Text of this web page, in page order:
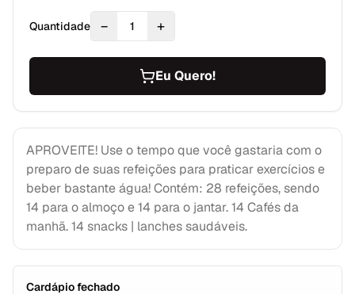
Quantidade − 1 +
Eu Quero!
APROVEITE! Use o tempo que você gastaria com o
preparo de suas refeições para praticar exercícios e
beber bastante água! Contém: 28 refeições, sendo
14 para o almoço e 14 para o jantar. 14 Cafés da
manhã. 14 snacks | lanches saudáveis.
Cardápio fechado